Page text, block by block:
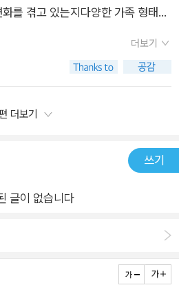
를 겪고 있는지다양한 가족 형태가
더보기
더보기
쓰기
글이 없습니다